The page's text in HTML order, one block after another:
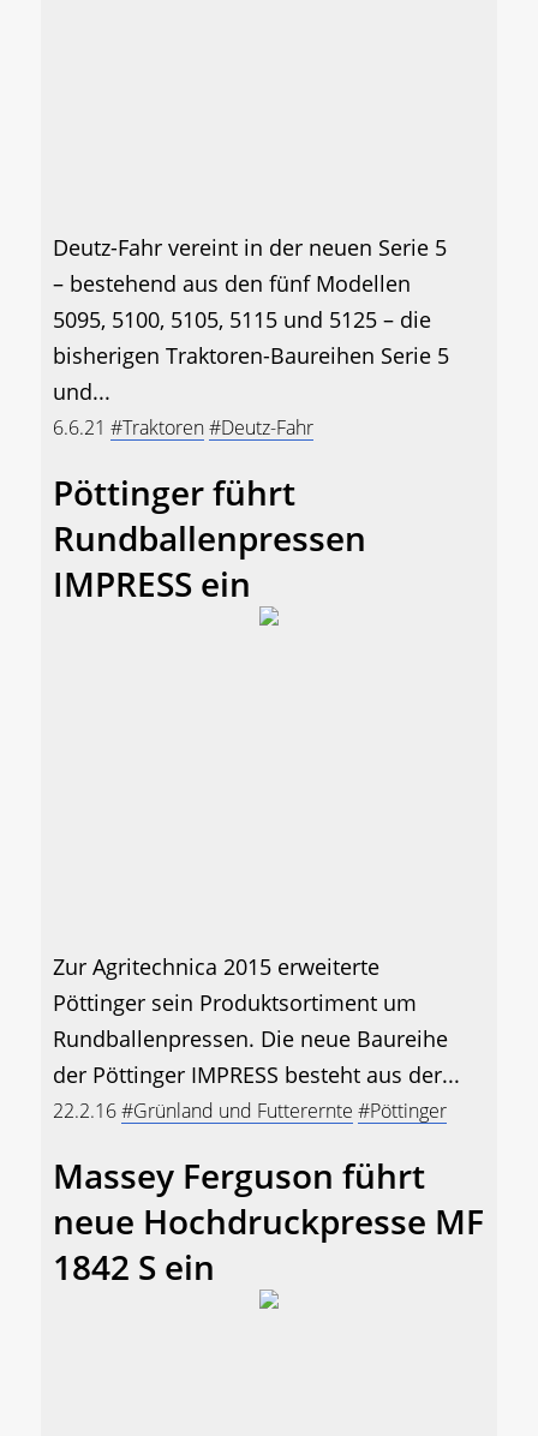
Deutz-Fahr vereint in der neuen Serie 5
– bestehend aus den fünf Modellen
5095, 5100, 5105, 5115 und 5125 – die
bisherigen Traktoren-Baureihen Serie 5
und...
6.6.21 #Traktoren#Deutz-Fahr
Pöttinger führt
Rundballenpressen
IMPRESS ein
Zur Agritechnica 2015 erweiterte
Pöttinger sein Produktsortiment um
Rundballenpressen. Die neue Baureihe
der Pöttinger IMPRESS besteht aus der...
22.2.16#Grünland und Futterernte #Pöttinger
Massey Ferguson führt
neue Hochdruckpresse MF
1842 S ein